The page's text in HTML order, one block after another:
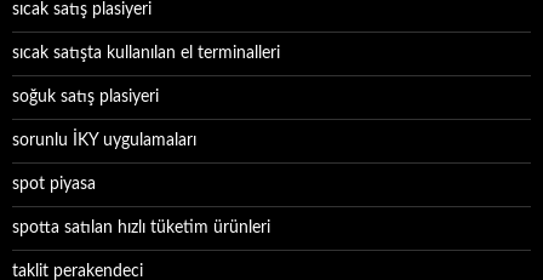
sıcak satış plasiyeri
sıcak satışta kullanılan el terminalleri
soğuk satış plasiyeri
sorunlu İKY uygulamaları
spot piyasa
spotta satılan hızlı tüketim ürünleri
taklit perakendeci